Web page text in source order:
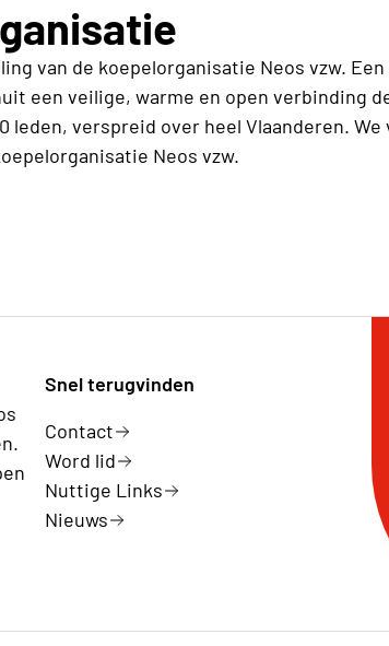
van de koepelorganisatie Neos vzw.
een veilige, warme en open verbinding
leden, verspreid over heel Vlaanderen.
Neos vzw.
Snel terugvinden
Contact
Word lid
Nuttige Links
Nieuws